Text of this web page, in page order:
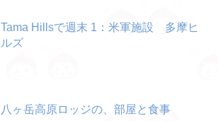
Tama Hillsで週末 1：米軍施設 多摩ヒ
ルズ
八ヶ岳高原ロッジの、部屋と食事